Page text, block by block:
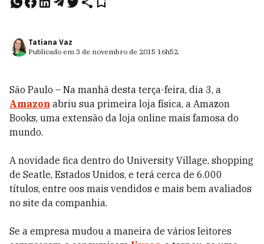
Tatiana Vaz
Publicado em 3 de novembro de 2015 16h52.
São Paulo – Na manhã desta terça-feira, dia 3, a
Amazon abriu sua primeira loja física, a Amazon
Books, uma extensão da loja online mais famosa do
mundo.
A novidade fica dentro do University Village, shopping
de Seatle, Estados Unidos, e terá cerca de 6.000
títulos, entre oos mais vendidos e mais bem avaliados
no site da companhia.
Se a empresa mudou a maneira de vários leitores